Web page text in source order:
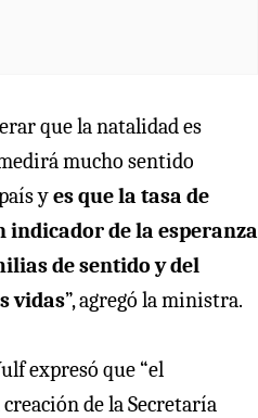
que la natalidad es
mucho sentido
yes que la tasa de
de la esperanza
de sentido y del
vidas”, agregó la ministra.
expresó que “el
de la Secretaría